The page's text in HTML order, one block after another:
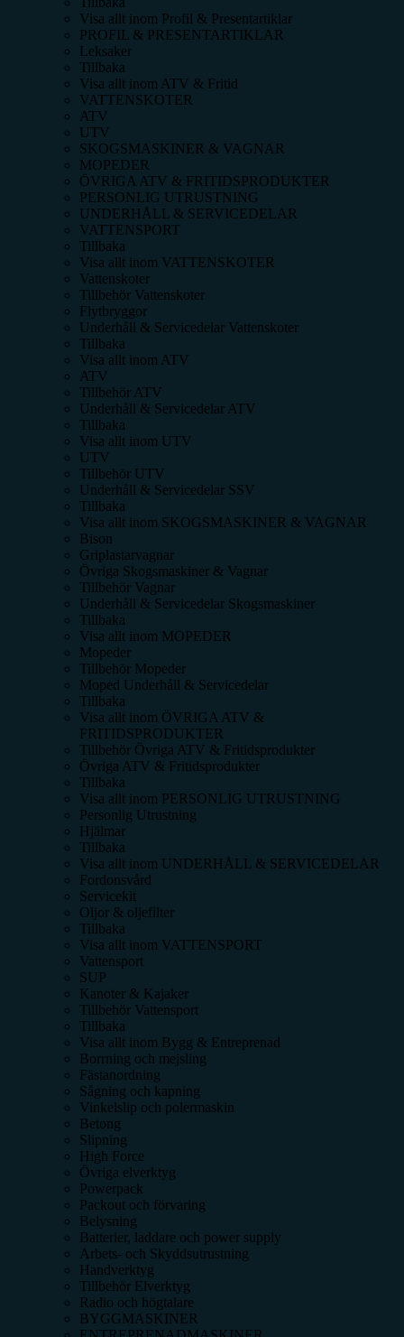
Visa allt inom Profil & Presentartiklar
PROFIL & PRESENTARTIKLAR
Leksaker
Tillbaka
Visa allt inom ATV & Fritid
VATTENSKOTER
ATV
UTV
SKOGSMASKINER & VAGNAR
MOPEDER
ÖVRIGA ATV & FRITIDSPRODUKTER
PERSONLIG UTRUSTNING
UNDERHÅLL & SERVICEDELAR
VATTENSPORT
Tillbaka
Visa allt inom VATTENSKOTER
Vattenskoter
Tillbehör Vattenskoter
Flytbryggor
Underhåll & Servicedelar Vattenskoter
Tillbaka
Visa allt inom ATV
ATV
Tillbehör ATV
Underhåll & Servicedelar ATV
Tillbaka
Visa allt inom UTV
UTV
Tillbehör UTV
Underhåll & Servicedelar SSV
Tillbaka
Visa allt inom SKOGSMASKINER & VAGNAR
Bison
Griplastarvagnar
Övriga Skogsmaskiner & Vagnar
Tillbehör Vagnar
Underhåll & Servicedelar Skogsmaskiner
Tillbaka
Visa allt inom MOPEDER
Mopeder
Tillbehör Mopeder
Moped Underhåll & Servicedelar
Tillbaka
Visa allt inom ÖVRIGA ATV &
FRITIDSPRODUKTER
Tillbehör Övriga ATV & Fritidsprodukter
Övriga ATV & Fritidsprodukter
Tillbaka
Visa allt inom PERSONLIG UTRUSTNING
Personlig Utrustning
Hjälmar
Tillbaka
Visa allt inom UNDERHÅLL & SERVICEDELAR
Fordonsvård
Servicekit
Oljor & oljefilter
Tillbaka
Visa allt inom VATTENSPORT
Vattensport
SUP
Kanoter & Kajaker
Tillbehör Vattensport
Tillbaka
Visa allt inom Bygg & Entreprenad
Borrning och mejsling
Fästanordning
Sågning och kapning
Vinkelslip och polermaskin
Betong
Slipning
High Force
Övriga elverktyg
Powerpack
Packout och förvaring
Belysning
Batterier, laddare och power supply
Arbets- och Skyddsutrustning
Handverktyg
Tillbehör Elverktyg
Radio och högtalare
BYGGMASKINER